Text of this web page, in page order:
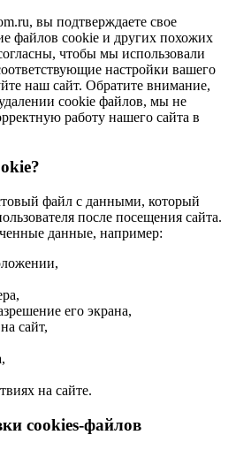
вы подтверждаете свое
файлов cookie и других похожих
чтобы мы использовали
настройки вашего
наш сайт. Обратите внимание,
cookie файлов, мы не
работу нашего сайта в
файл с данными, который
после посещения сайта.
данные, например:
его экрана,
сайт,
на сайте.
cookies-файлов